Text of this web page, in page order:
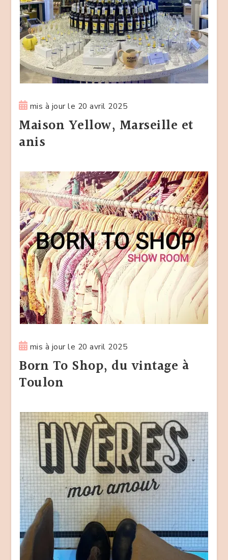
mis à jour le 20 avril 2025
Maison Yellow, Marseille et
anis
mis à jour le 20 avril 2025
Born To Shop, du vintage à
Toulon